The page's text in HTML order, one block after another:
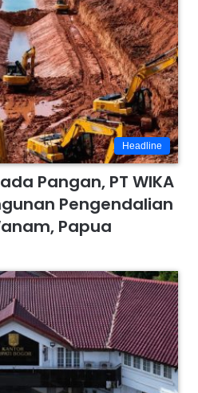
Headline
Pangan, PT WIKA
Pengendalian
Papua